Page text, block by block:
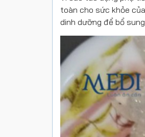
toàn cho sức khỏe
dinh dưỡng để bổ